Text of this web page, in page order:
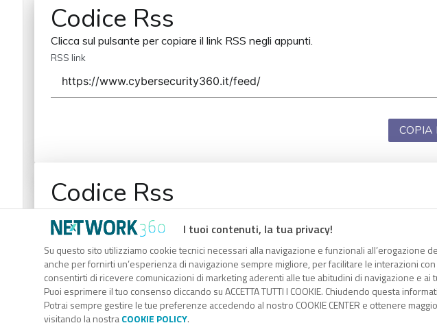
I tuoi contenuti, la tua privacy!
Su questo sito utilizziamo cookie tecnici necessari alla navigazione e funzionali all’erogazione
anche per fornirti un’esperienza di navigazione sempre migliore, per facilitare le interazioni
consentirti di ricevere comunicazioni di marketing aderenti alle tue abitudini di navigazione e ai
Puoi esprimere il tuo consenso cliccando su ACCETTA TUTTI I COOKIE. Chiudendo questa
Potrai sempre gestire le tue preferenze accedendo al nostro COOKIE CENTER e ottenere
visitando la nostraCOOKIE POLICY.
Codice Rss
Clicca sul pulsante per copiare il link RSS negli appunti.
RSS link
COPIA
Codice Rss
RSS link
COPIA